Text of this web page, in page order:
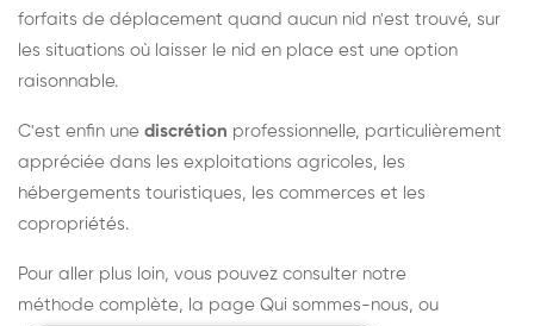
forfaits de déplacement quand aucun nid n'est trouvé, sur
les situations où laisser le nid en place est une option
raisonnable.
C'est enfin une discrétion professionnelle, particulièrement
appréciée dans les exploitations agricoles, les
hébergements touristiques, les commerces et les
copropriétés.
Pour aller plus loin, vous pouvez consulter notre
méthode complète, la page Qui sommes-nous, ou